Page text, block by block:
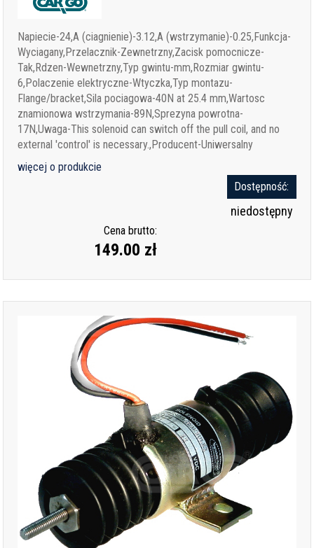
Napiecie-24,A (ciagnienie)-3.12,A (wstrzymanie)-0.25,Funkcja-
Wyciagany,Przelacznik-Zewnetrzny,Zacisk pomocnicze-
Tak,Rdzen-Wewnetrzny,Typ gwintu-mm,Rozmiar gwintu-
6,Polaczenie elektryczne-Wtyczka,Typ montazu-
Flange/bracket,Sila pociagowa-40N at 25.4 mm,Wartosc
znamionowa wstrzymania-89N,Sprezyna powrotna-
17N,Uwaga-This solenoid can switch off the pull coil, and no
external 'control' is necessary.,Producent-Uniwersalny
więcej o produkcie
Dostępność:
niedostępny
Cena brutto:
149.00 zł